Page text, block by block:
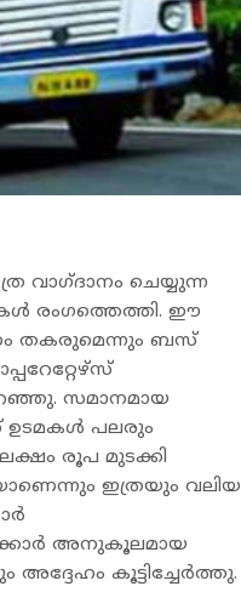
വാഗ്ദാനം ചെയ്യുന്ന
രംഗത്തെത്തി. ഈ
തകരുമെന്നും ബസ്
സമാനമായ
ഉടമകൾ പലരും
രൂപ മുടക്കി
ഇത്രയും വലിയ
അനുകൂലമായ
കൂട്ടിച്ചേർത്തു.